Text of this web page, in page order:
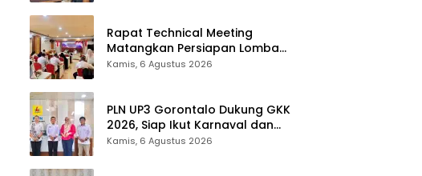
Rapat Technical Meeting
Matangkan Persiapan Lomba
Olahraga Masyarakat Tingkat
Kamis, 6 Agustus 2026
PLN UP3 Gorontalo Dukung GKK
2026, Siap Ikut Karnaval dan
Pastikan Ketersediaan Listrik
Kamis, 6 Agustus 2026